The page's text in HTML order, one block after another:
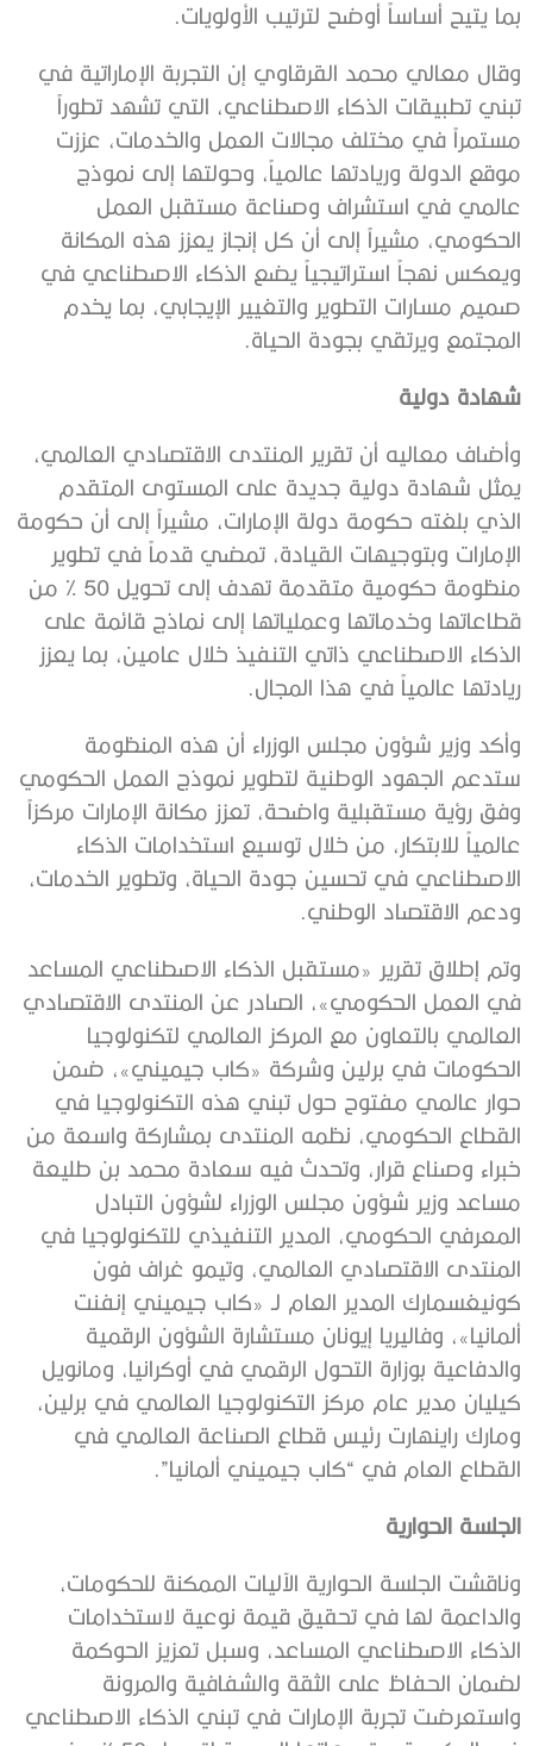
بما يتيح أساساً أوضح لترتيب الأولويات.
وقال معالي محمد القرقاوي إن التجربة الإماراتية في
تبني تطبيقات الذكاء الاصطناعي، التي تشهد تطوراً
مستمراً في مختلف مجالات العمل والخدمات، عززت
موقع الدولة وريادتها عالمياً، وحولتها إلى نموذج
عالمي في استشراف وصناعة مستقبل العمل
الحكومي، مشيراً إلى أن كل إنجاز يعزز هذه المكانة
ويعكس نهجاً استراتيجياً يضع الذكاء الاصطناعي في
صميم مسارات التطوير والتغيير الإيجابي، بما يخدم
المجتمع ويرتقي بجودة الحياة.
شهادة دولية
وأضاف معاليه أن تقرير المنتدى الاقتصادي العالمي،
يمثل شهادة دولية جديدة على المستوى المتقدم
الذي بلغته حكومة دولة الإمارات، مشيراً إلى أن حكومة
الإمارات وبتوجيهات القيادة، تمضي قدماً في تطوير
منظومة حكومية متقدمة تهدف إلى تحويل 50 % من
قطاعاتها وخدماتها وعملياتها إلى نماذج قائمة على
الذكاء الاصطناعي ذاتي التنفيذ خلال عامين، بما يعزز
ريادتها عالمياً في هذا المجال.
وأكد وزير شؤون مجلس الوزراء أن هذه المنظومة
ستدعم الجهود الوطنية لتطوير نموذج العمل الحكومي
وفق رؤية مستقبلية واضحة، تعزز مكانة الإمارات مركزاً
عالمياً للابتكار، من خلال توسيع استخدامات الذكاء
الاصطناعي في تحسين جودة الحياة، وتطوير الخدمات،
ودعم الاقتصاد الوطني.
وتم إطلاق تقرير «مستقبل الذكاء الاصطناعي المساعد
في العمل الحكومي»، الصادر عن المنتدى الاقتصادي
العالمي بالتعاون مع المركز العالمي لتكنولوجيا
الحكومات في برلين وشركة «كاب جيميني»، ضمن
حوار عالمي مفتوح حول تبني هذه التكنولوجيا في
القطاع الحكومي، نظمه المنتدى بمشاركة واسعة من
خبراء وصناع قرار، وتحدث فيه سعادة محمد بن طليعة
مساعد وزير شؤون مجلس الوزراء لشؤون التبادل
المعرفي الحكومي، المدير التنفيذي للتكنولوجيا في
المنتدى الاقتصادي العالمي، وتيمو غراف فون
كونيغسمارك المدير العام لـ «كاب جيميني إنفنت
ألمانيا»، وفاليريا إيونان مستشارة الشؤون الرقمية
والدفاعية بوزارة التحول الرقمي في أوكرانيا، ومانويل
كيليان مدير عام مركز التكنولوجيا العالمي في برلين،
ومارك راينهارت رئيس قطاع الصناعة العالمي في
القطاع العام في “كاب جيميني ألمانيا”.
الجلسة الحوارية
وناقشت الجلسة الحوارية الآليات الممكنة للحكومات،
والداعمة لها في تحقيق قيمة نوعية لاستخدامات
الذكاء الاصطناعي المساعد، وسبل تعزيز الحوكمة
لضمان الحفاظ على الثقة والشفافية والمرونة
واستعرضت تجربة الإمارات في تبني الذكاء الاصطناعي